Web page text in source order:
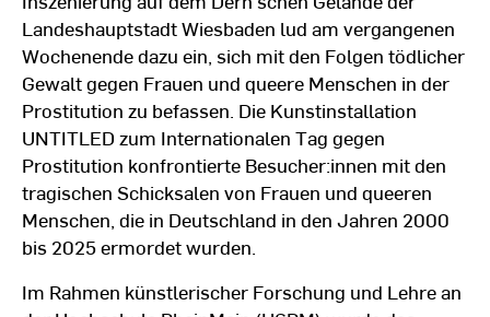
Landeshauptstadt Wiesbaden lud am vergangenen
Wochenende dazu ein, sich mit den Folgen tödlicher
Gewalt gegen Frauen und queere Menschen in der
Prostitution zu befassen. Die Kunstinstallation
UNTITLED zum Internationalen Tag gegen
Prostitution konfrontierte Besucher:innen mit den
tragischen Schicksalen von Frauen und queeren
Menschen, die in Deutschland in den Jahren 2000
bis 2025 ermordet wurden.
Im Rahmen künstlerischer Forschung und Lehre an